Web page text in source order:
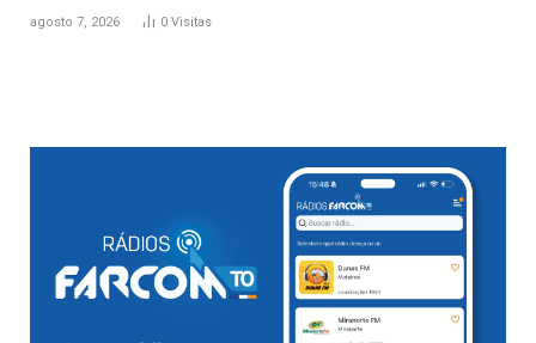
agosto 7, 2026 0 Visitas